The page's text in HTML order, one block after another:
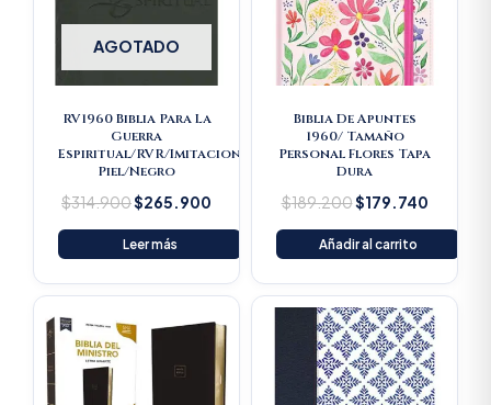
AGOTADO
RV1960 Biblia Para La
Guerra
Espiritual/RVR/Imitacion
Piel/Negro
$314.900$265.900
Leer más
Biblia De Apuntes
1960/ Tamaño
Personal Flores Tapa
Dura
$189.200$179.740
Añadir al carrito
price
was:
$193.500.
Current
price
is:
$183.825.